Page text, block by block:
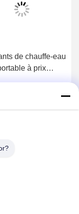
de chauffe-eau
à prix